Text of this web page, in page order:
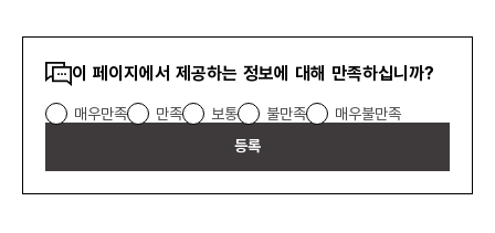
콘텐츠
조사
이 페이지에서 제공하는 정보에 대해 만족하십니까?
매우만족 만족 보통 불만족
매우불만족
등록